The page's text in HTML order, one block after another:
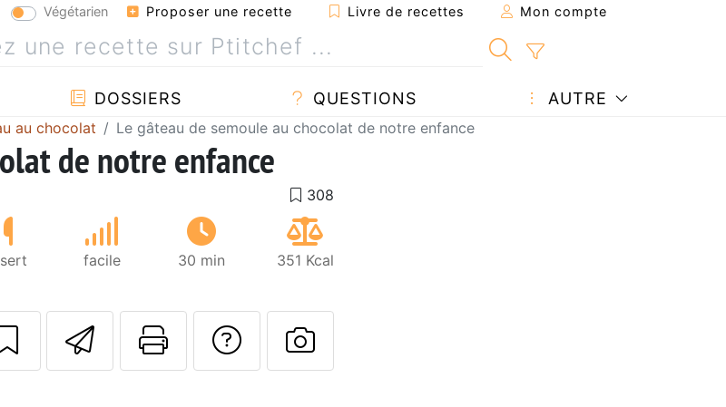
Végétarien Proposer une recette Livre de recettes Mon compte
DOSSIERS QUESTIONS AUTRE
au chocolat Le gâteau de semoule au chocolat de notre enfance
de notre enfance
facile 30 min 351 Kcal
Envoyer cette recette à un ami
Imprimer cette page
Poser une question à l'auteur
Publier votre photo de cette